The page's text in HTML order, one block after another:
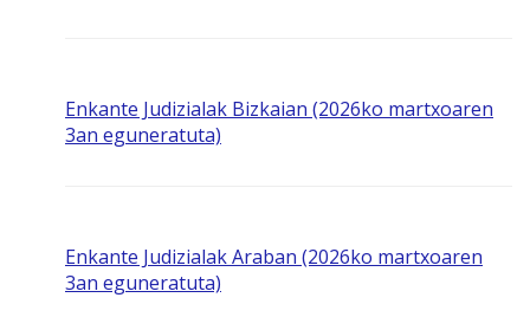
Enkante Judizialak Bizkaian (2026ko martxoaren
3an eguneratuta)
Enkante Judizialak Araban (2026ko martxoaren
3an eguneratuta)